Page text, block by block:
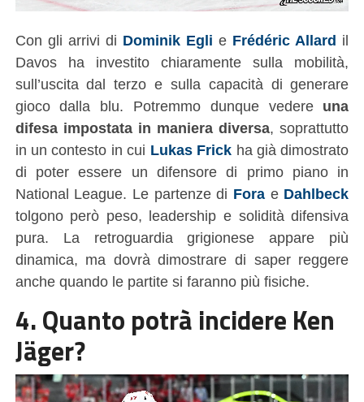
Con gli arrivi di Dominik Egli e Frédéric Allard il
Davos ha investito chiaramente sulla mobilità,
sull’uscita dal terzo e sulla capacità di generare
gioco dalla blu. Potremmo dunque vedere una
difesa impostata in maniera diversa, soprattutto
in un contesto in cui Lukas Frick ha già dimostrato
di poter essere un difensore di primo piano in
National League. Le partenze di Forae Dahlbeck
tolgono però peso, leadership e solidità difensiva
pura. La retroguardia grigionese appare più
dinamica, ma dovrà dimostrare di saper reggere
anche quando le partite si faranno più fisiche.
4. Quanto potrà incidere Ken
Jäger?